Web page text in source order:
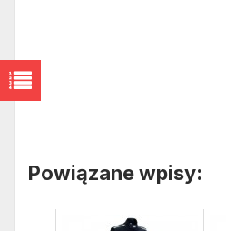
Powiązane wpisy: